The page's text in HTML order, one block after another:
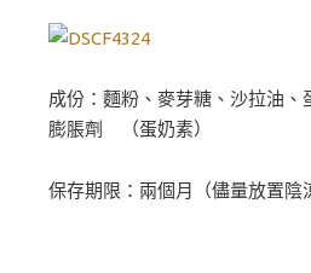
成份：麵粉、麥芽糖、沙拉油、
膨脹劑 （蛋奶素）
保存期限：兩個月（儘量放置陰